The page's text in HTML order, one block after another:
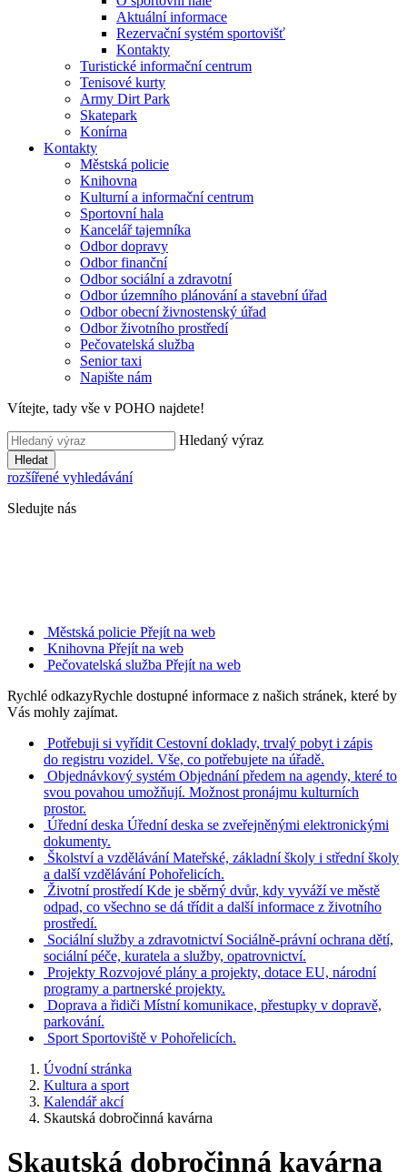
Aktuální informace
Rezervační systém sportovišť
Kontakty
Turistické informační centrum
Tenisové kurty
Army Dirt Park
Skatepark
Konírna
Kontakty
Městská policie
Knihovna
Kulturní a informační centrum
Sportovní hala
Kancelář tajemníka
Odbor dopravy
Odbor finanční
Odbor sociální a zdravotní
Odbor územního plánování a stavební úřad
Odbor obecní živnostenský úřad
Odbor životního prostředí
Pečovatelská služba
Senior taxi
Napište nám
Vítejte, tady vše v POHO najdete!
Hledaný výraz
Hledat
rozšířené vyhledávání
Sledujte nás
Městská policie Přejít na web
Knihovna Přejít na web
Pečovatelská služba Přejít na web
Rychlé odkazyRychle dostupné informace z našich stránek, které by
Vás mohly zajímat.
Potřebuji si vyřídit Cestovní doklady, trvalý pobyt i zápis
do registru vozidel. Vše, co potřebujete na úřadě.
Objednávkový systém Objednání předem na agendy, které to
svou povahou umožňují. Možnost pronájmu kulturních
prostor.
Úřední deska Úřední deska se zveřejněnými elektronickými
dokumenty.
Školství a vzdělávání Mateřské, základní školy i střední školy
a další vzdělávání Pohořelicích.
Životní prostředí Kde je sběrný dvůr, kdy vyváží ve městě
odpad, co všechno se dá třídit a další informace z životního
prostředí.
Sociální služby a zdravotnictví Sociálně-právní ochrana dětí,
sociální péče, kuratela a služby, opatrovnictví.
Projekty Rozvojové plány a projekty, dotace EU, národní
programy a partnerské projekty.
Doprava a řidiči Místní komunikace, přestupky v dopravě,
parkování.
Sport Sportoviště v Pohořelicích.
Úvodní stránka
Kultura a sport
Kalendář akcí
Skautská dobročinná kavárna
Skautská dobročinná kavárna